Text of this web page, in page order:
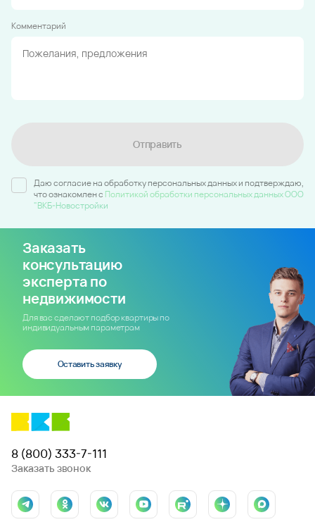
Комментарий
Отправить
Даю согласие на обработку персональных данных и подтверждаю,
что ознакомлен c Политикой обработки персональных данных ООО
"ВКБ-Новостройки
Заказать
консультацию
эксперта по
недвижимости
Для вас сделают подбор квартиры по
индивидуальным параметрам
Оставить заявку
8 (800) 333-7-111
Заказать звонок